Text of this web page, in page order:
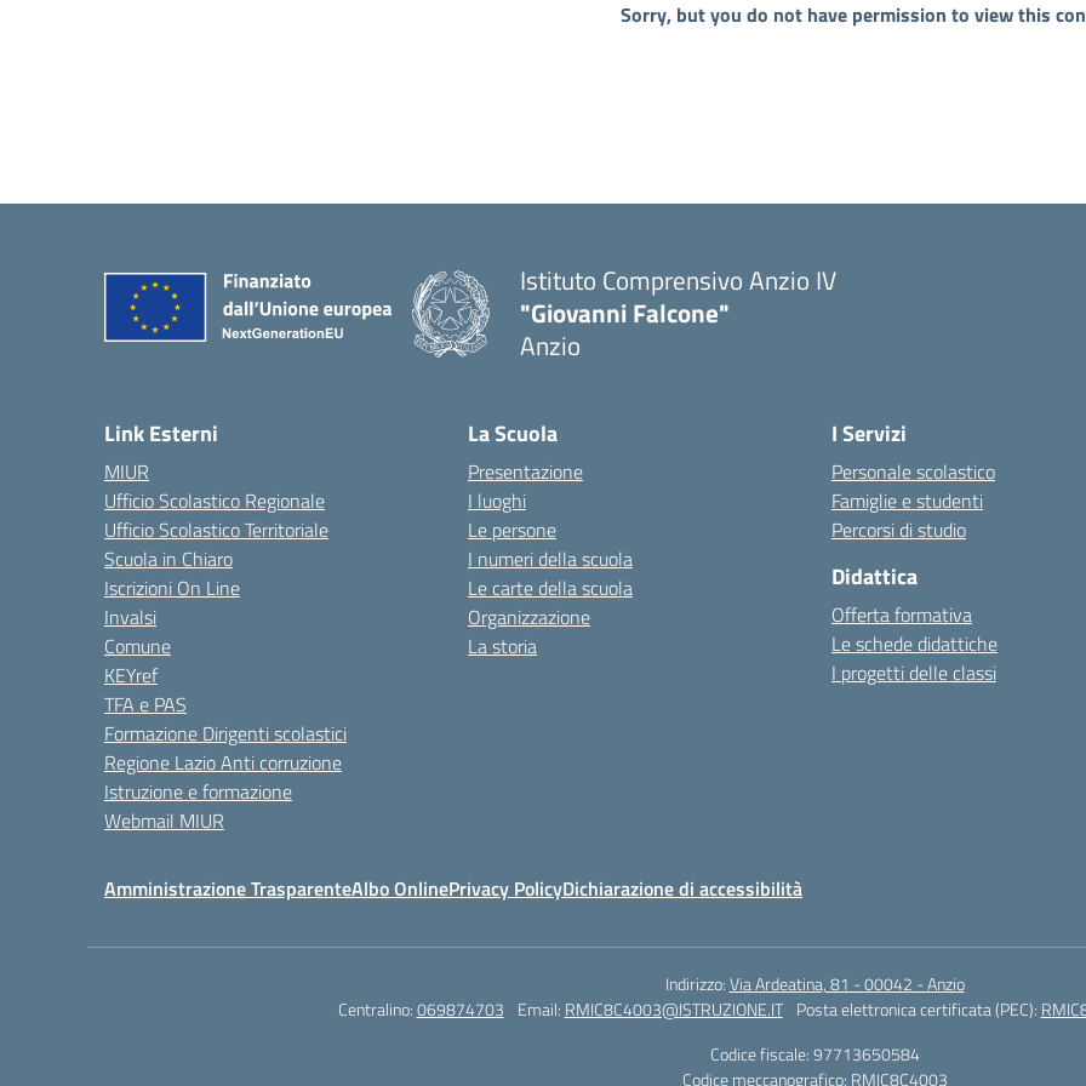
Sorry, but you do not have permission to view this
Istituto Comprensivo Anzio IV
"Giovanni Falcone"
Anzio
Link Esterni
MIUR
Ufficio Scolastico Regionale
Ufficio Scolastico Territoriale
Scuola in Chiaro
Iscrizioni On Line
Invalsi
Comune
KEYref
TFA e PAS
Formazione Dirigenti scolastici
Regione Lazio Anti corruzione
Istruzione e formazione
Webmail MIUR
La Scuola
Presentazione
I luoghi
Le persone
I numeri della scuola
Le carte della scuola
Organizzazione
La storia
I Servizi
Personale scolastico
Famiglie e studenti
Percorsi di studio
Didattica
Offerta formativa
Le schede didattiche
I progetti delle classi
Amministrazione TrasparenteAlbo OnlinePrivacy PolicyDichiarazione di accessibilità
Indirizzo:Via Ardeatina, 81 - 00042 - Anzio
Centralino:069874703 Email: RMIC8C4003@ISTRUZIONE.IT Posta elettronica certificata (PEC):
Codice fiscale: 97713650584
Codice meccanografico: RMIC8C4003